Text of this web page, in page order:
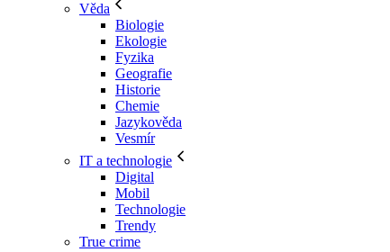
Věda
Biologie
Ekologie
Fyzika
Geografie
Historie
Chemie
Jazykověda
Vesmír
IT a technologie
Digital
Mobil
Technologie
Trendy
True crime